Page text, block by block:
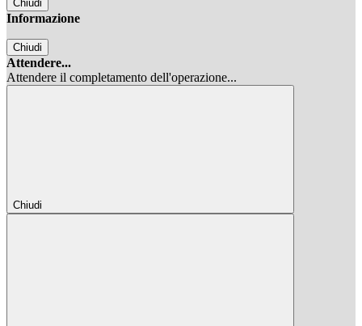
Chiudi
Informazione
Chiudi
Attendere...
Attendere il completamento dell'operazione...
Chiudi